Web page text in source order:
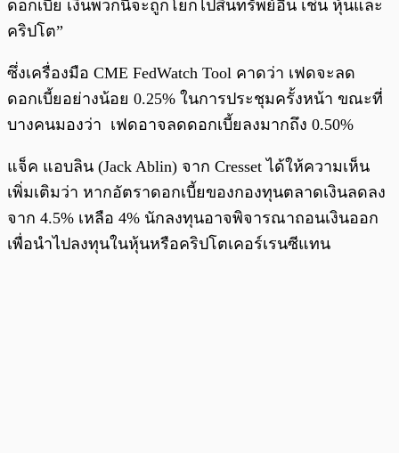
ดอกเบี้ย เงินพวกนี้จะถูกโยกไปสินทรัพย์อื่น เช่น หุ้นและ
คริปโต”
ซึ่งเครื่องมือ CME FedWatch Tool คาดว่า เฟดจะลด
ดอกเบี้ยอย่างน้อย 0.25% ในการประชุมครั้งหน้า ขณะที่
บางคนมองว่า เฟดอาจลดดอกเบี้ยลงมากถึง 0.50%
แจ็ค แอบลิน (Jack Ablin) จาก Cresset ได้ให้ความเห็น
เพิ่มเติมว่า หากอัตราดอกเบี้ยของกองทุนตลาดเงินลดลง
จาก 4.5% เหลือ 4% นักลงทุนอาจพิจารณาถอนเงินออก
เพื่อนำไปลงทุนในหุ้นหรือคริปโตเคอร์เรนซีแทน